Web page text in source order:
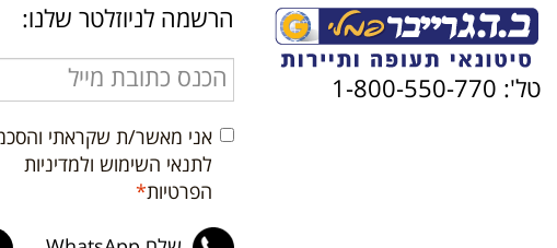
טל': 1-800-550-770
הרשמה לניוזלטר שלנו:
אני מאשר/ת שקראתי
לתנאי השימוש ולמדיניות
הפרטיות*